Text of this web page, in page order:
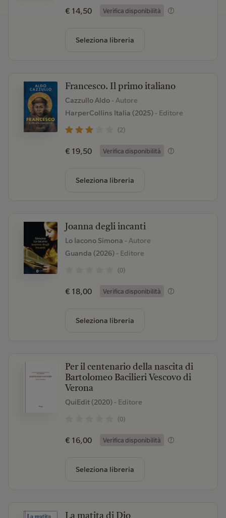
€ 14,50 Verifica disponibilità
Seleziona libreria
Francesco. Il primo italiano
Cazzullo Aldo - Autore
HarperCollins Italia (2025)- Editore
(2)
€ 19,50 Verifica disponibilità
Seleziona libreria
Joanna degli incanti
Lo Iacono Simona - Autore
Guanda (2026)- Editore
(0)
€ 18,00 Verifica disponibilità
Seleziona libreria
Per il centenario della nascita di
Bartolomeo Bacilieri Vescovo di
Verona
QuiEdit (2020)- Editore
(0)
€ 16,00 Verifica disponibilità
Seleziona libreria
La matita di Dio